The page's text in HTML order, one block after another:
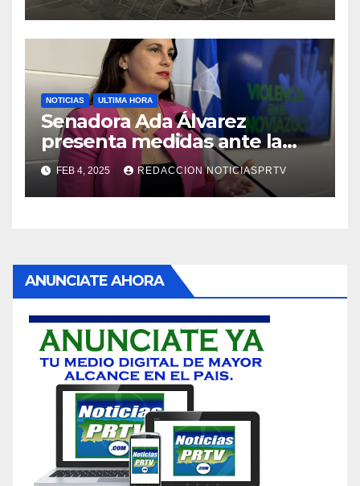
NOTICIAS ULTIMA HORA
Senadora Ada Álvarez
presenta medidas ante la
violencia en el noviazgo
FEB 4, 2025 REDACCION NOTICIASPRTV
ANUNCIATE AHORA